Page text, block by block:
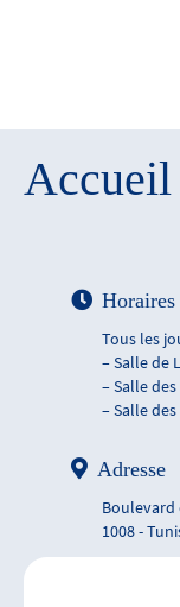
Accueil
Tous les
– Salle de
– Salle
– Salle
Adresse
Boulevard
1008 -